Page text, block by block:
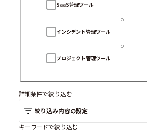
SaaS管理ツール
インシデント管理ツール
プロジェクト管理ツール
ID管理システム
ヘルプデスクツール
詳細条件で絞り込む
絞り込み内容の設定
キーワードで絞り込む